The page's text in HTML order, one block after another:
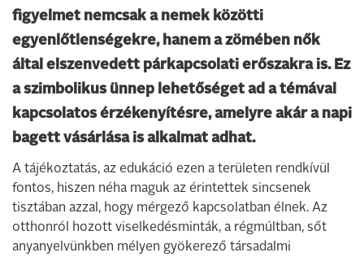
figyelmet nemcsak a nemek közötti
egyenlőtlenségekre, hanem a zömében nők
által elszenvedett párkapcsolati erőszakra is. Ez
a szimbolikus ünnep lehetőséget ad a témával
kapcsolatos érzékenyítésre, amelyre akár a napi
bagett vásárlása is alkalmat adhat.
A tájékoztatás, az edukáció ezen a területen rendkívül
fontos, hiszen néha maguk az érintettek sincsenek
tisztában azzal, hogy mérgező kapcsolatban élnek. Az
otthonról hozott viselkedésminták, a régmúltban, sőt
anyanyelvünkben mélyen gyökerező társadalmi